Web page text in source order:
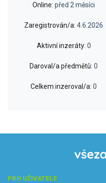
Online: před 2 měsíci
Zaregistrován/a: 4.6.2026
Aktivní inzeráty: 0
Daroval/a předmětů: 0
Celkem inzeroval/a: 0
PRO UŽIVATELE